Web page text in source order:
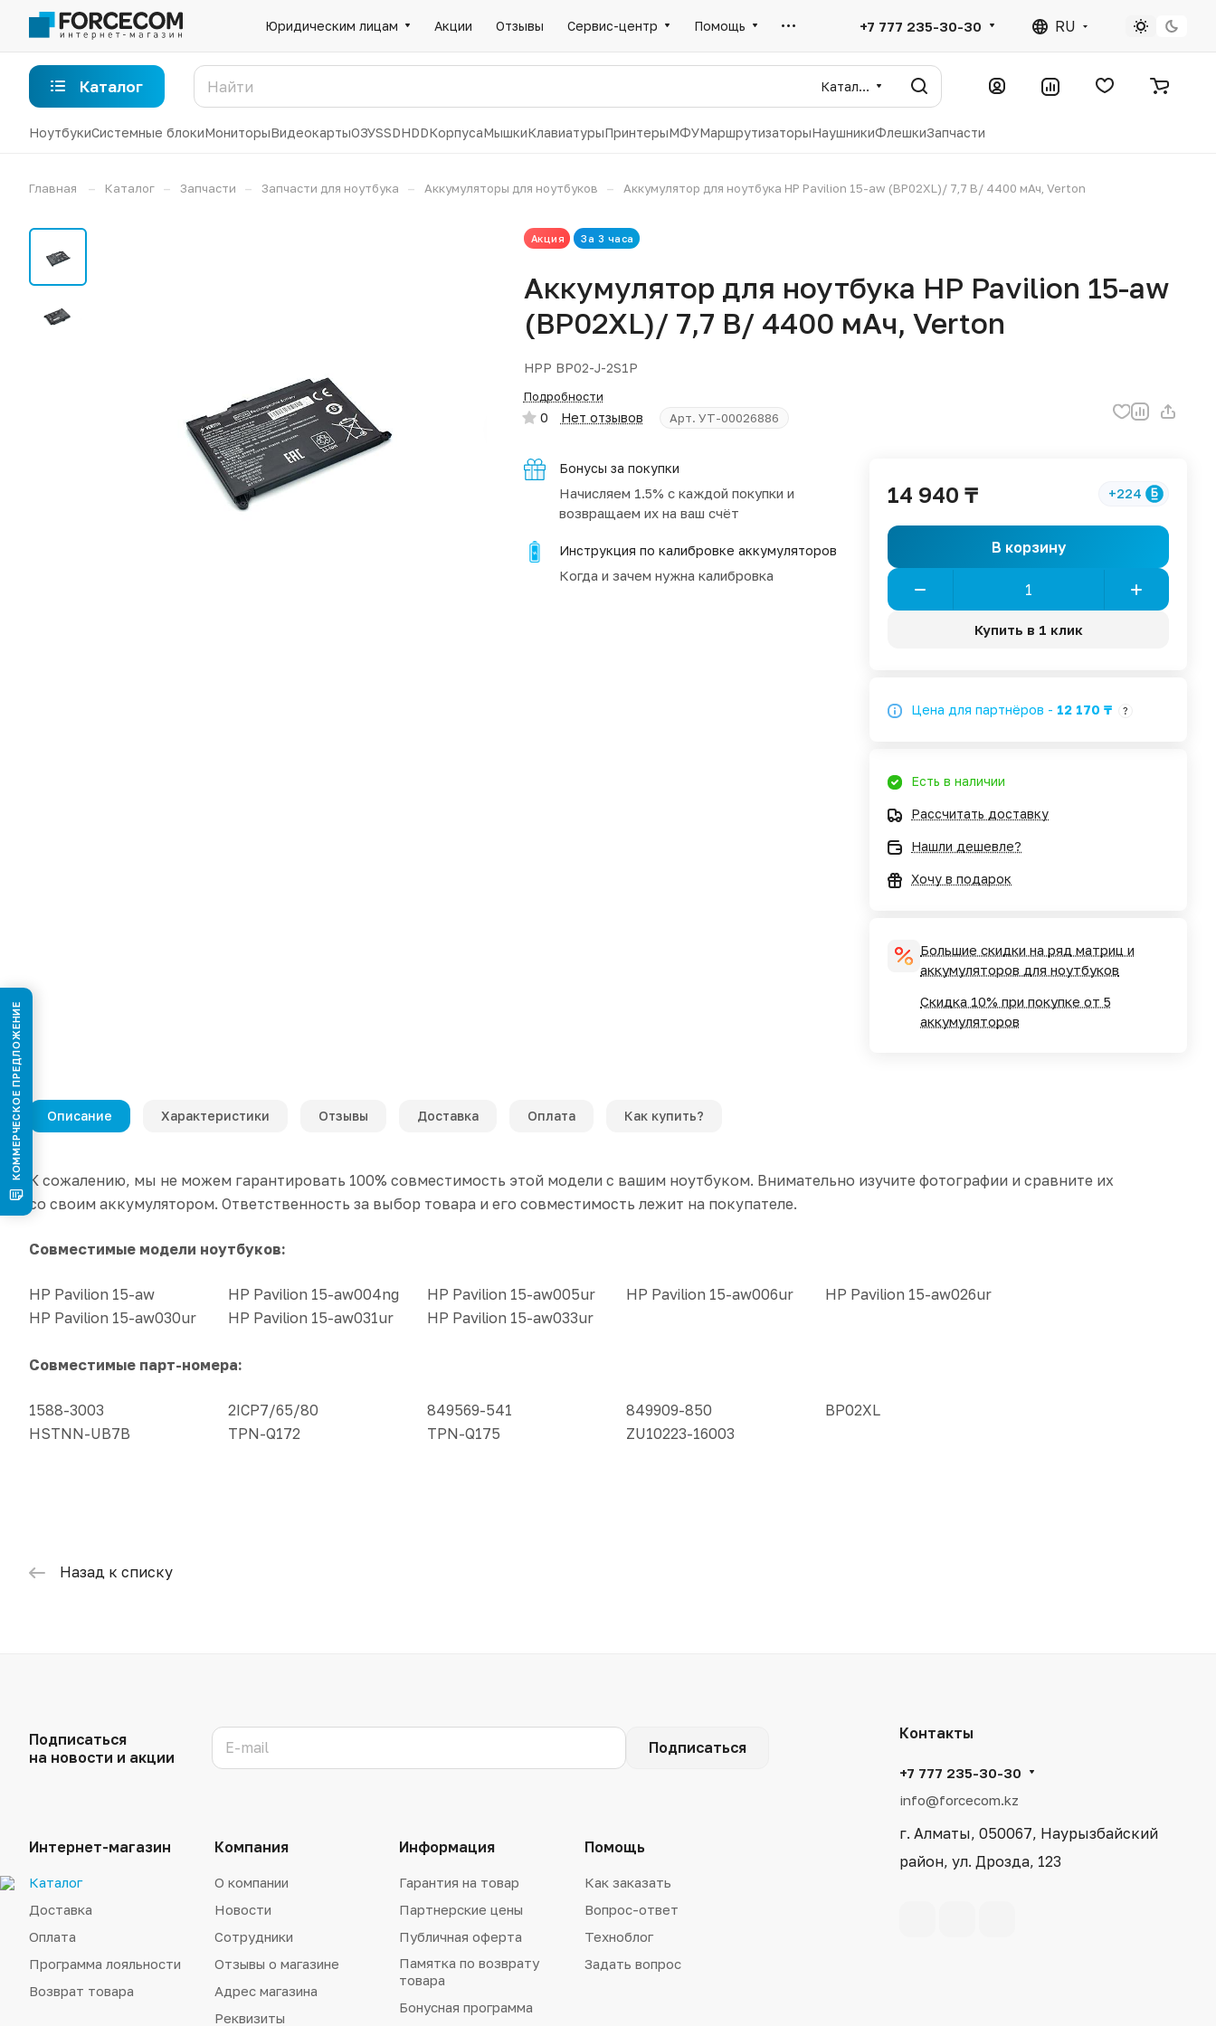
Юридическим лицам Акции Отзывы Сервис-центр Помощь +7 777 235-30-30 RU
Каталог Каталог
НоутбукиСистемные блокиМониторыВидеокартыОЗУSSDHDDКорпусаМышкиКлавиатурыПринтерыМФУМаршрутизаторыНаушникиФлешкиЗапчасти
Главная – Каталог – Запчасти – Запчасти для ноутбука – Аккумуляторы для ноутбуков – Аккумулятор для ноутбука HP Pavilion 15-aw (BP02XL)/ 7,7 В/ 4400 мАч, Verton
Акция За 3 часа
Аккумулятор для ноутбука HP Pavilion 15-aw
(BP02XL)/ 7,7 В/ 4400 мАч, Verton
HPP BP02-J-2S1P
Подробности
0 Нет отзывов Арт. УТ-00026886
Бонусы за покупки
Начисляем 1.5% с каждой покупки и
возвращаем их на ваш счёт
Инструкция по калибровке аккумуляторов
Когда и зачем нужна калибровка
14 940 ₸ +224
В корзину
Купить в 1 клик
Цена для партнёров - 12 170 ₸ ?
Есть в наличии
Рассчитать доставку
Нашли дешевле?
Хочу в подарок
Большие скидки на ряд матриц и
аккумуляторов для ноутбуков
Скидка 10% при покупке от 5
аккумуляторов
Описание Характеристики Отзывы Доставка Оплата Как купить?
К сожалению, мы не можем гарантировать 100% совместимость этой модели с вашим ноутбуком. Внимательно изучите фотографии и сравните их
со своим аккумулятором. Ответственность за выбор товара и его совместимость лежит на покупателе.
Совместимые модели ноутбуков:
HP Pavilion 15-aw HP Pavilion 15-aw004ng HP Pavilion 15-aw005ur HP Pavilion 15-aw006ur
HP Pavilion 15-aw026ur
HP Pavilion 15-aw030ur
HP Pavilion 15-aw031ur HP Pavilion 15-aw033ur
Совместимые парт-номера:
1588-3003 2ICP7/65/80 849569-541 849909-850
BP02XL
HSTNN-UB7B
TPN-Q172 TPN-Q175 ZU10223-16003
Назад к списку
Подписаться
на новости и акции
Подписаться
Интернет-магазин
Каталог
Доставка
Оплата
Программа лояльности
Возврат товара
Компания
О компании
Новости
Сотрудники
Отзывы о магазине
Адрес магазина
Реквизиты
Информация
Гарантия на товар
Партнерские цены
Публичная оферта
Памятка по возврату
товара
Бонусная программа
Помощь
Как заказать
Вопрос-ответ
Техноблог
Задать вопрос
Контакты
+7 777 235-30-30
info@forcecom.kz
г. Алматы, 050067, Наурызбайский
район, ул. Дрозда, 123
КОММЕРЧЕСКОЕ ПРЕДЛОЖЕНИЕ